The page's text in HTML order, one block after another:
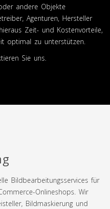
andere Objekte
Agenturen, Hersteller
Zeit- und Kostenvorteile,
optimal zu unterstützen.
Sie uns.
Bildbearbeitungsservices für
Onlineshops. Wir
Bildmaskierung und